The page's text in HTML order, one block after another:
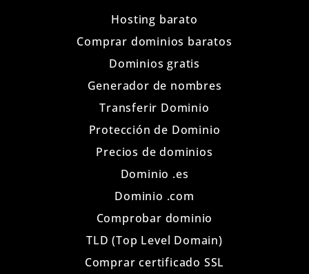
Hosting barato
Comprar dominios baratos
Dominios gratis
Generador de nombres
Transferir Dominio
Protección de Dominio
Precios de dominios
Dominio .es
Dominio .com
Comprobar dominio
TLD (Top Level Domain)
Comprar certificado SSL